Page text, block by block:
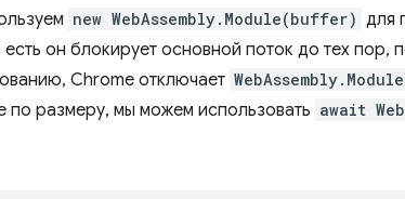
new WebAssembly.Module(buffer) для
он блокирует основной поток до тех пор,
Chrome отключает WebAssembly.Module
по размеру, мы можем использовать await